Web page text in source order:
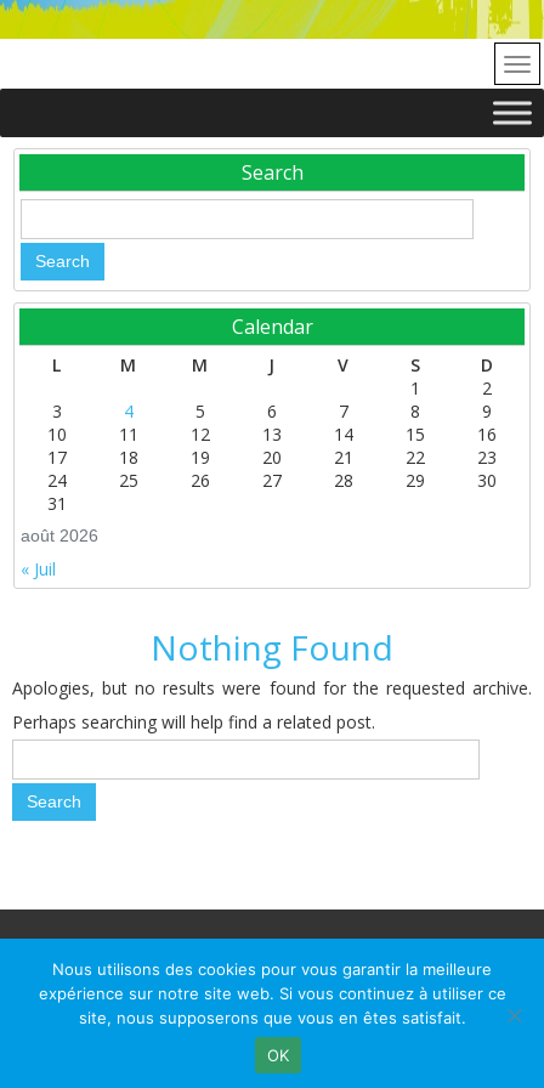
Search
Calendar
août 2026
L M M J V S
D
1
2
3
4 5 6 7 8
9
10
11 12 13 14 15
16
17
18 19 20 21 22
23
24
25 26 27 28 29
30
31
« Juil
Nothing Found
Apologies, but no results were found for the requested archive.
Perhaps searching will help find a related post.
Mairie du Passage d'Agen, BP 7, place du Général de Gaulle, 47520
Le Passage d'Agen - Téléphone: +33 5 53 77 18 77
Nous utilisons des cookies pour vous garantir la meilleure
expérience sur notre site web. Si vous continuez à utiliser ce
site, nous supposerons que vous en êtes satisfait.
OK